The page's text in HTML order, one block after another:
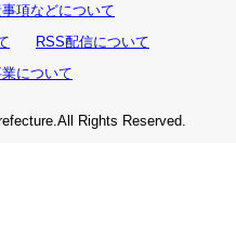
項などについて
RSS配信について
について
Rights Reserved.